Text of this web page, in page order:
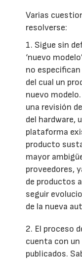
Varias
resolverse:
1. Sigue sin
‘nuevo
no
del cual un
nuevo
una revisión
del hardware,
plataforma
producto
mayor
proveedores,
de productos
seguir
de la nueva
2. El proceso
cuenta con
publicados.